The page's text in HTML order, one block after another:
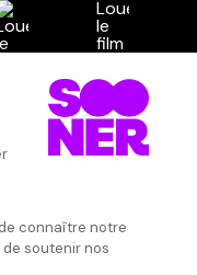
quand les
sagesse